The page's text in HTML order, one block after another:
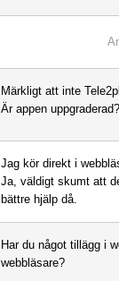
Märkligt att inte
Är appen uppgraderad?
Jag kör direkt i
Ja, väldigt skumt att
bättre hjälp då.
Har du något tillägg i
webbläsare?